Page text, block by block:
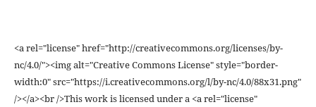
<a rel="license" href="http://creativecommons.org/licenses/by-
nc/4.0/"><img alt="Creative Commons License" style="border-
width:0" src="https://i.creativecommons.org/l/by-nc/4.0/88x31.png"
/></a><br />This work is licensed under a <a rel="license"